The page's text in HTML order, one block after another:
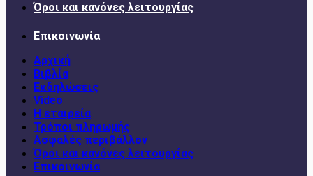
Όροι και κανόνες λειτουργίας
Επικοινωνία
Αρχική
Βιβλία
Εκδηλώσεις
Video
Η εταιρεία
Τρόποι πληρωμής
Ασφαλές περιβάλλον
Όροι και κανόνες λειτουργίας
Επικοινωνία